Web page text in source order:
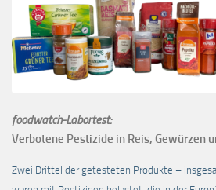
foodwatch-Labortest:
Verbotene Pestizide in Reis, Gewürzen
Zwei Drittel der getesteten Produkte –